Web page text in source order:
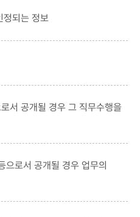
정되는 정보
서 공개될 경우 그 직무수행을
으로서 공개될 경우 업무의